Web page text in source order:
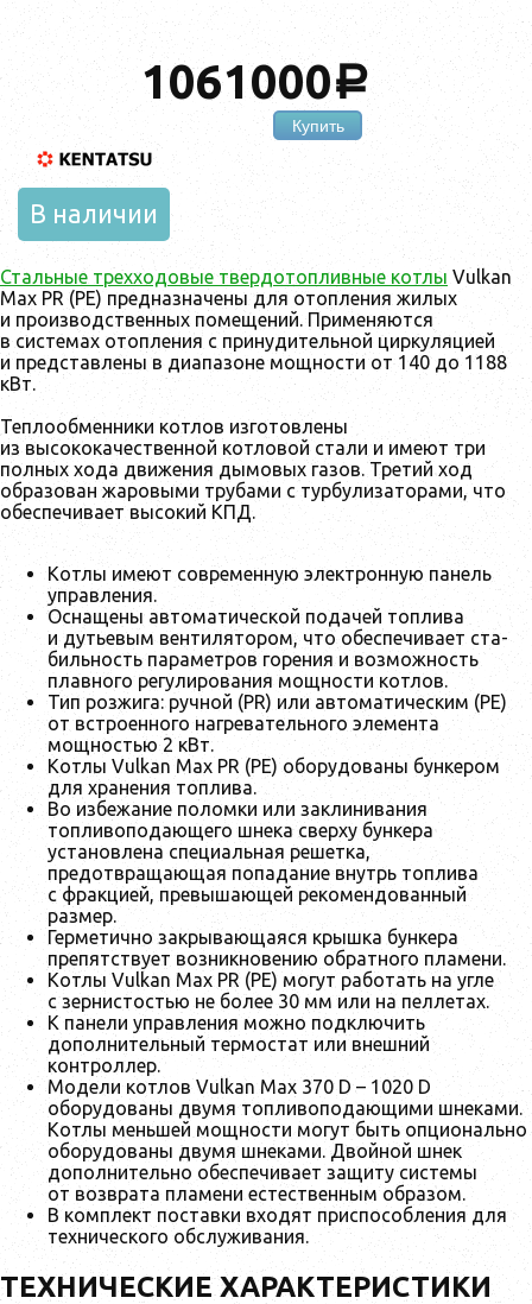
1061000a
Купить
В наличии
Стальные трехходовые твердотопливные котлы Vulkan
Max PR (PE) предназначены для отопления жилых
и производственных помещений. Применяются
в системах отопления с принудительной циркуляцией
и представлены в диапазоне мощности от 140 до 1188
кВт.
Теплообменники котлов изготовлены
из высококачественной котловой стали и имеют три
полных хода движения дымовых газов. Третий ход
образован жаровыми трубами с турбулизаторами, что
обеспечивает высокий КПД.
Котлы имеют современную электронную панель
управления.
Оснащены автоматической подачей топлива
и дутьевым вентилятором, что обеспечивает ста-
бильность параметров горения и возможность
плавного регулирования мощности котлов.
Тип розжига: ручной (PR) или автоматическим (PE)
от встроенного нагревательного элемента
мощностью 2 кВт.
Котлы Vulkan Max PR (PE) оборудованы бункером
для хранения топлива.
Во избежание поломки или заклинивания
топливоподающего шнека сверху бункера
установлена специальная решетка,
предотвращающая попадание внутрь топлива
с фракцией, превышающей рекомендованный
размер.
Герметично закрывающаяся крышка бункера
препятствует возникновению обратного пламени.
Котлы Vulkan Max PR (PE) могут работать на угле
с зернистостью не более 30 мм или на пеллетах.
К панели управления можно подключить
дополнительный термостат или внешний
контроллер.
Модели котлов Vulkan Max 370 D – 1020 D
оборудованы двумя топливоподающими шнеками.
Котлы меньшей мощности могут быть опционально
оборудованы двумя шнеками. Двойной шнек
дополнительно обеспечивает защиту системы
от возврата пламени естественным образом.
В комплект поставки входят приспособления для
технического обслуживания.
ТЕХНИЧЕСКИЕ ХАРАКТЕРИСТИКИ